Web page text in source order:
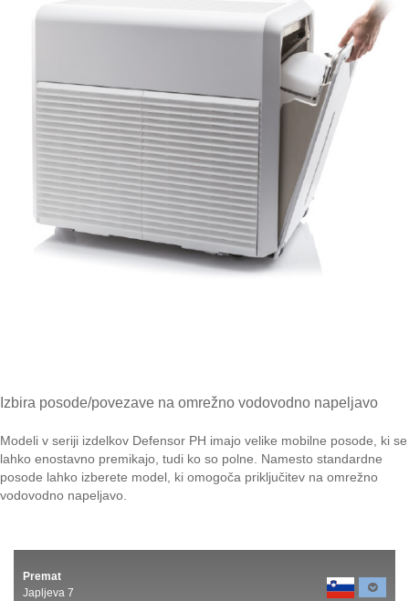
Izbira posode/povezave na omrežno vodovodno napeljavo
Modeli v seriji izdelkov Defensor PH imajo velike mobilne posode, ki se
lahko enostavno premikajo, tudi ko so polne. Namesto standardne
posode lahko izberete model, ki omogoča priključitev na omrežno
vodovodno napeljavo.
Premat
Japljeva 7